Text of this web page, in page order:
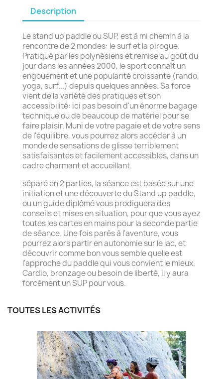
Description
Le stand up paddle ou SUP, est à mi chemin à la
rencontre de 2 mondes: le surf et la pirogue.
Pratiqué par les polynésiens et remise au goût du
jour dans les années 2000, le sport connaît un
engouement et une popularité croissante (rando,
yoga, surf...) depuis quelques années. Sa force
vient de la variété des pratiques et son
accessibilité: ici pas besoin d'un énorme bagage
technique ou de beaucoup de matériel pour se
faire plaisir. Muni de votre pagaie et de votre sens
de l'équilibre, vous pourrez alors accéder à un
monde de sensations de glisse terriblement
satisfaisantes et facilement accessibles, dans un
cadre charmant et accueillant.
séparé en 2 parties, la séance est basée sur une
initiation et une découverte du Stand up paddle,
ou un guide diplômé vous prodiguera des
conseils et mises en situation, pour que vous ayez
toutes les cartes en mains pour la seconde partie
de séance. Une fois parés à l'aventure, vous
pourrez alors partir en autonomie sur le lac, et
découvrir comme bon vous semble quelle est
l'approche du paddle qui vous convient le mieux.
Cardio, bronzage ou besoin de liberté, il y aura
forcément un SUP pour vous.
TOUTES LES ACTIVITÉS